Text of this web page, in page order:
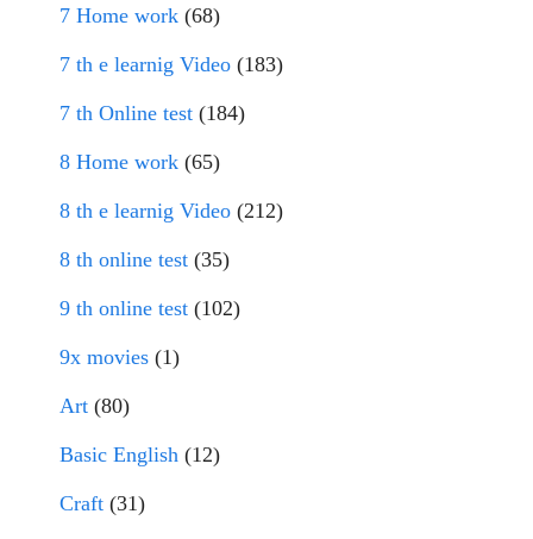
7 Home work (68)
7 th e learnig Video (183)
7 th Online test (184)
8 Home work (65)
8 th e learnig Video (212)
8 th online test (35)
9 th online test (102)
9x movies (1)
Art (80)
Basic English (12)
Craft (31)